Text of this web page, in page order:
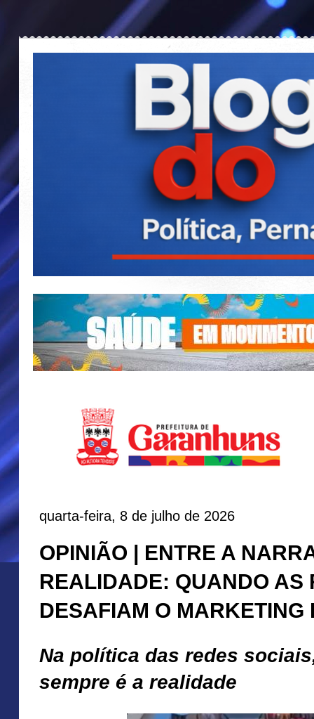
quarta-feira, 8 de julho de 2026
OPINIÃO | ENTRE A
REALIDADE: QUANDO AS
DESAFIAM O MARKETING
Na política das redes
sempre é a realidade